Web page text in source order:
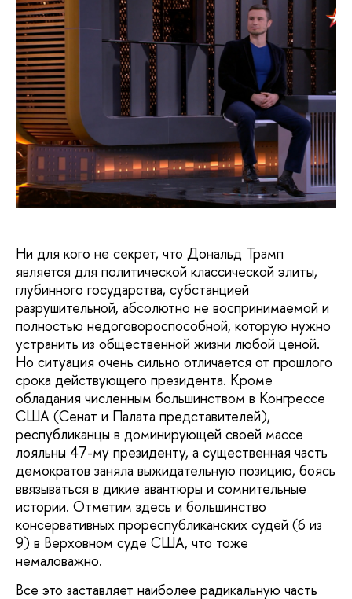
Ни для кого не секрет, что Дональд Трамп
является для политической классической элиты,
глубинного государства, субстанцией
разрушительной, абсолютно не воспринимаемой и
полностью недоговороспособной, которую нужно
устранить из общественной жизни любой ценой.
Но ситуация очень сильно отличается от прошлого
срока действующего президента. Кроме
обладания численным большинством в Конгрессе
США (Сенат и Палата представителей),
республиканцы в доминирующей своей массе
лояльны 47-му президенту, а существенная часть
демократов заняла выжидательную позицию, боясь
ввязываться в дикие авантюры и сомнительные
истории. Отметим здесь и большинство
консервативных прореспубликанских судей (6 из
9) в Верховном суде США, что тоже
немаловажно.
Все это заставляет наиболее радикальную часть